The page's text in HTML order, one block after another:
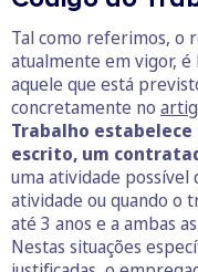
Tal como referimos, o
atualmente em vigor,
aquele que está
concretamente no
Trabalho
escrito, um
uma atividade possível
atividade ou quando o
até 3 anos e a ambas
Nestas situações